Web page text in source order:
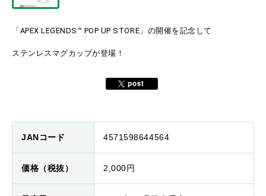
「APEX LEGENDS™ POP UP STORE」の開催を記念して
ステンレスマグカップが登場！
JANコード 4571598644564
価格（税抜） 2,000円